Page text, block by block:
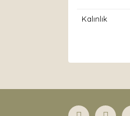
Kalınlık